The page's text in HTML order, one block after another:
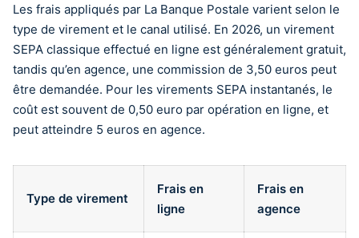
Les frais appliqués par La Banque Postale varient selon le
type de virement et le canal utilisé. En 2026, un virement
SEPA classique effectué en ligne est généralement gratuit,
tandis qu’en agence, une commission de 3,50 euros peut
être demandée. Pour les virements SEPA instantanés, le
coût est souvent de 0,50 euro par opération en ligne, et
peut atteindre 5 euros en agence.
Type de virement
Frais en
ligne
Frais en
agence